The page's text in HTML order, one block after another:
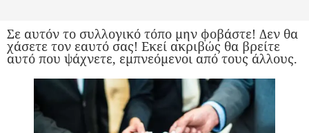
Σε αυτόν το συλλογικό τόπο μην φοβάστε! Δεν θα
χάσετε τον εαυτό σας! Εκεί ακριβώς θα βρείτε
αυτό που ψάχνετε, εμπνεόμενοι από τους άλλους.